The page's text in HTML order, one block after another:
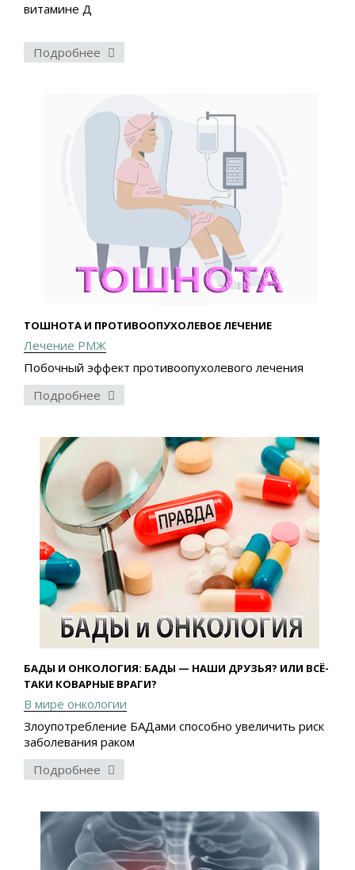
витамине Д
Подробнее
ТОШНОТА И ПРОТИВООПУХОЛЕВОЕ ЛЕЧЕНИЕ
Лечение РМЖ
Побочный эффект противоопухолевого лечения
Подробнее
БАДЫ И ОНКОЛОГИЯ: БАДЫ — НАШИ ДРУЗЬЯ? ИЛИ ВСЁ-
ТАКИ КОВАРНЫЕ ВРАГИ?
В мире онкологии
Злоупотребление БАДами способно увеличить риск
заболевания раком
Подробнее